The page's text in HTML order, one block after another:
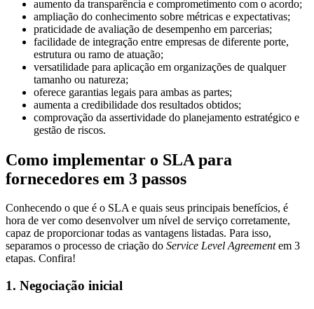
aumento da transparência e comprometimento com o acordo;
ampliação do conhecimento sobre métricas e expectativas;
praticidade de avaliação de desempenho em parcerias;
facilidade de integração entre empresas de diferente porte,
estrutura ou ramo de atuação;
versatilidade para aplicação em organizações de qualquer
tamanho ou natureza;
oferece garantias legais para ambas as partes;
aumenta a credibilidade dos resultados obtidos;
comprovação da assertividade do planejamento estratégico e
gestão de riscos.
Como implementar o SLA para
fornecedores em 3 passos
Conhecendo o que é o SLA e quais seus principais benefícios, é
hora de ver como desenvolver um nível de serviço corretamente,
capaz de proporcionar todas as vantagens listadas. Para isso,
separamos o processo de criação do Service Level Agreementem 3
etapas. Confira!
1. Negociação inicial